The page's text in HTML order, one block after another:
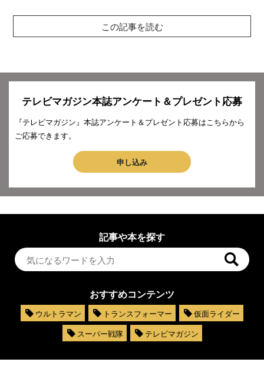
この記事を読む
テレビマガジン本誌アンケート＆プレゼント応募
『テレビマガジン』本誌アンケート＆プレゼント応募はこちらから
ご応募できます。
申し込み
記事や本を探す
おすすめコンテンツ
ウルトラマン トランスフォーマー
仮面ライダー
スーパー戦隊
テレビマガジン